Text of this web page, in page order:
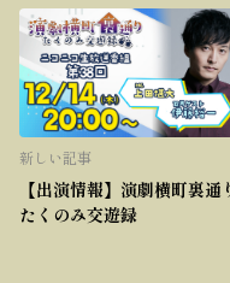
新しい記事
【出演情報】演劇横町裏通
たくのみ交遊録